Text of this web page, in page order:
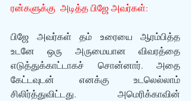
ரன்களுக்கு  அடித்த பிஜே அவர்கள்:
பிஜே அவர்கள் தம் உரையை ஆரம்பித்த
உடனே ஒரு அருமையான விவரத்தை
எடுத்துக்காட்டாகச் சொன்னார். அதை
கேட்டவுடன் எனக்கு உடலெல்லாம்
சிலிர்த்துவிட்டது. அமெரிக்காவின்